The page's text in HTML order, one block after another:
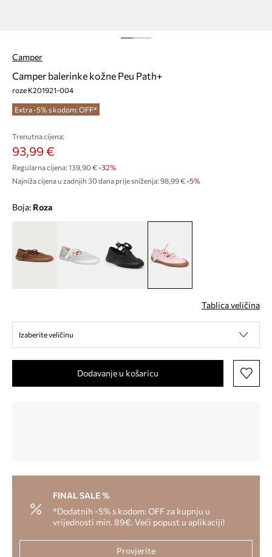
Camper
Camper balerinke kožne Peu Path+
roze K201921-004
Extra -5% s kodom: OFF*
Trenutna cijena:
93,99 €
Regularna cijena: 139,90 €-32%
Najniža cijena u zadnjih 30 dana prije sniženja: 98,99 € -5%
Boja: roza
Tablica veličina
Izaberite veličinu
Dodavanje u košaricu
FINAL SALE %
*Dodatnih -5% s kodom: OFF za kupnju u
vrijednosti min. 89€. Veći popust u aplikaciji!
Provjerite